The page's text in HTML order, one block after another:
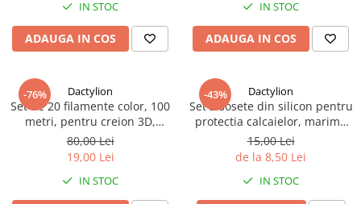
IN STOC
ADAUGA IN COS
IN STOC
ADAUGA IN COS
-76% Dactylion
Set de 20 filamente color, 100
metri, pentru creion 3D,
rezerve universale de 5 m -
Multicolor
80,00 Lei
19,00 Lei
IN STOC
-43% Dactylion
Set 2 sosete din silicon pentru
protectia calcaielor, marime
universala – Hidrateaza,
protejeaza si previn craparea
pielii
15,00 Lei
de la 8,50 Lei
IN STOC